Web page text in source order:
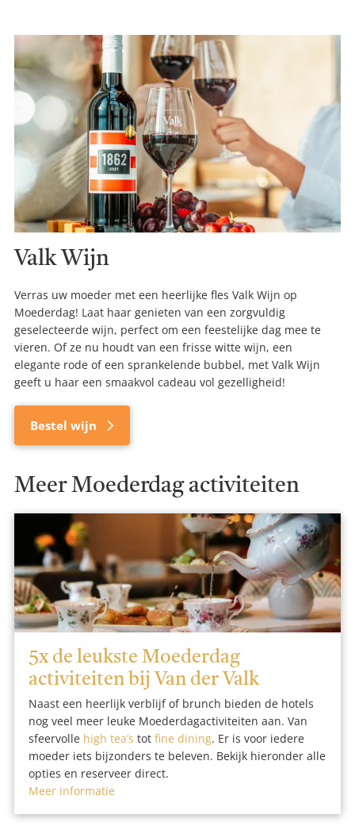
Valk Wijn
Verras uw moeder met een heerlijke fles Valk Wijn op
Moederdag! Laat haar genieten van een zorgvuldig
geselecteerde wijn, perfect om een feestelijke dag mee te
vieren. Of ze nu houdt van een frisse witte wijn, een
elegante rode of een sprankelende bubbel, met Valk Wijn
geeft u haar een smaakvol cadeau vol gezelligheid!
Bestel wijn
Meer Moederdag activiteiten
5x de leukste Moederdag
activiteiten bij Van der Valk
Naast een heerlijk verblijf of brunch bieden de hotels
nog veel meer leuke Moederdagactiviteiten aan. Van
sfeervolle high tea’s tot fine dining. Er is voor iedere
moeder iets bijzonders te beleven. Bekijk hieronder alle
opties en reserveer direct.
Meer informatie